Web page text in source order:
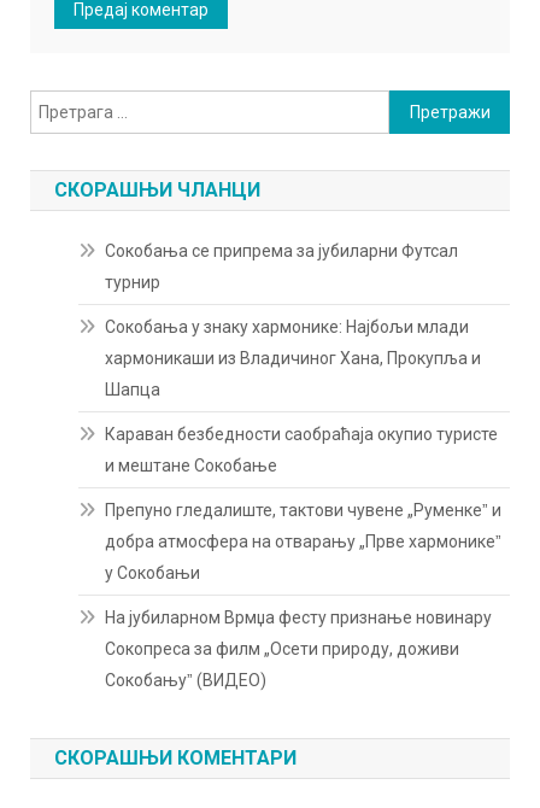
Претрага
за:
СКОРАШЊИ ЧЛАНЦИ
Сокобања се припрема за јубиларни Футсал
турнир
Сокобања у знаку хармонике: Најбољи млади
хармоникаши из Владичиног Хана, Прокупља и
Шапца
Караван безбедности саобраћаја окупио туристе
и мештане Сокобање
Препуно гледалиште, тактови чувене „Руменкеˮ и
добра атмосфера на отварању „Прве хармоникеˮ
у Сокобањи
На јубиларном Врмџа фесту признање новинару
Сокопреса за филм „Осети природу, доживи
Сокобањуˮ (ВИДЕО)
СКОРАШЊИ КОМЕНТАРИ